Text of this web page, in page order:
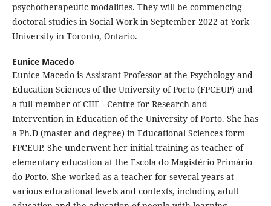
psychotherapeutic modalities. They will be commencing
doctoral studies in Social Work in September 2022 at York
University in Toronto, Ontario.
Eunice Macedo
Eunice Macedo is Assistant Professor at the Psychology and
Education Sciences of the University of Porto (FPCEUP) and
a full member of CIIE - Centre for Research and
Intervention in Education of the University of Porto. She has
a Ph.D (master and degree) in Educational Sciences form
FPCEUP. She underwent her initial training as teacher of
elementary education at the Escola do Magistério Primário
do Porto. She worked as a teacher for several years at
various educational levels and contexts, including adult